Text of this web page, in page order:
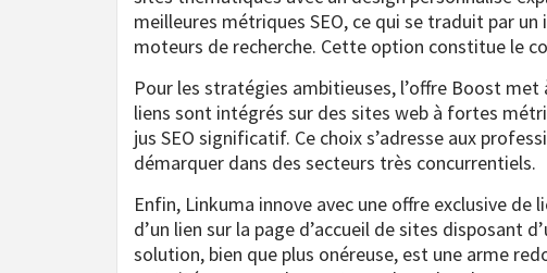
meilleures métriques SEO, ce qui se traduit par
moteurs de recherche. Cette option constitue le
Pour les stratégies ambitieuses, l’offre Boost
liens sont intégrés sur des sites web à fortes
jus SEO significatif. Ce choix s’adresse aux
démarquer dans des secteurs très concurrentiels.
Enfin, Linkuma innove avec une offre exclusive
d’un lien sur la page d’accueil de sites disposant
solution, bien que plus onéreuse, est une arme